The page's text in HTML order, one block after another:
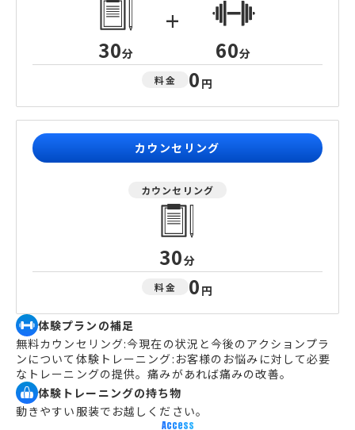
30分
+
60分
料金 0 円
カウンセリング
カウンセリング
30分
料金 0 円
体験プランの補足
無料カウンセリング:今現在の状況と今後のアクションプラ
ンについて体験トレーニング:お客様のお悩みに対して必要
なトレーニングの提供。痛みがあれば痛みの改善。
体験トレーニングの持ち物
動きやすい服装でお越しください。
Access